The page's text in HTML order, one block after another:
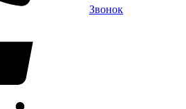
Звонок